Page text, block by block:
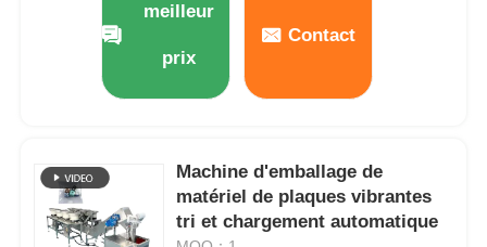
meilleur
prix
Contact
Machine d'emballage de
matériel de plaques vibrantes
tri et chargement automatique